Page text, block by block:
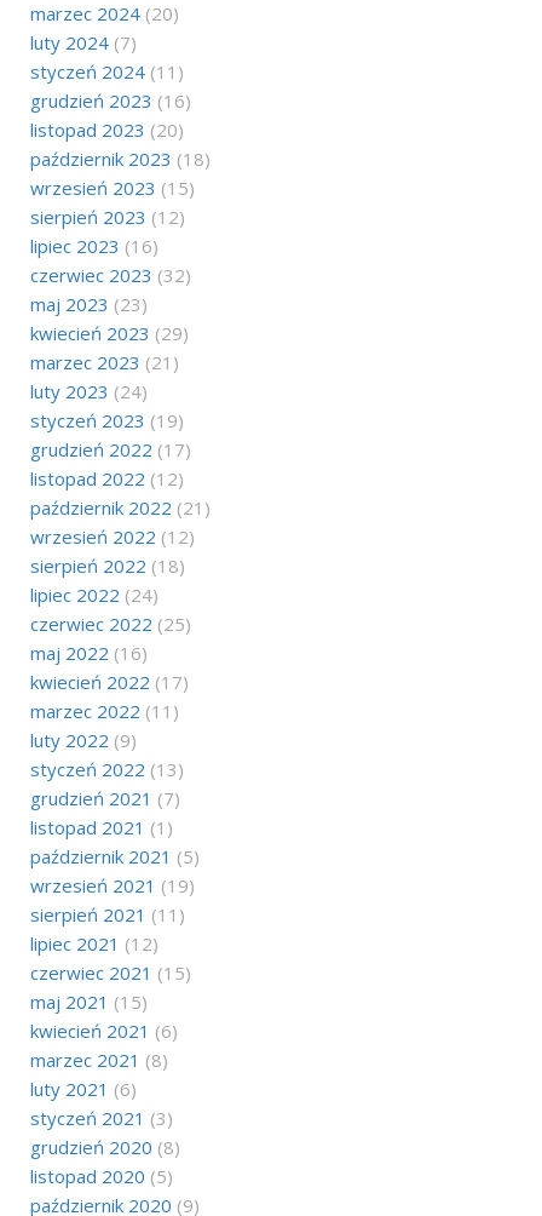
marzec 2024 (20)
luty 2024 (7)
styczeń 2024 (11)
grudzień 2023 (16)
listopad 2023 (20)
październik 2023 (18)
wrzesień 2023 (15)
sierpień 2023 (12)
lipiec 2023 (16)
czerwiec 2023 (32)
maj 2023 (23)
kwiecień 2023 (29)
marzec 2023 (21)
luty 2023 (24)
styczeń 2023 (19)
grudzień 2022 (17)
listopad 2022 (12)
październik 2022 (21)
wrzesień 2022 (12)
sierpień 2022 (18)
lipiec 2022 (24)
czerwiec 2022 (25)
maj 2022 (16)
kwiecień 2022 (17)
marzec 2022 (11)
luty 2022 (9)
styczeń 2022 (13)
grudzień 2021 (7)
listopad 2021 (1)
październik 2021 (5)
wrzesień 2021 (19)
sierpień 2021 (11)
lipiec 2021 (12)
czerwiec 2021 (15)
maj 2021 (15)
kwiecień 2021 (6)
marzec 2021 (8)
luty 2021 (6)
styczeń 2021 (3)
grudzień 2020 (8)
listopad 2020 (5)
październik 2020 (9)